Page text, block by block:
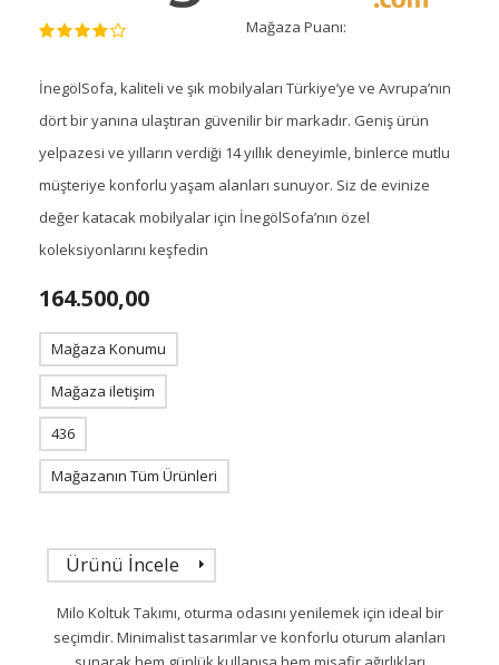
Mağaza Puanı:
İnegölSofa, kaliteli ve şık mobilyaları Türkiye’ye ve Avrupa’nın
dört bir yanına ulaştıran güvenilir bir markadır. Geniş ürün
yelpazesi ve yılların verdiği 14 yıllık deneyimle, binlerce mutlu
müşteriye konforlu yaşam alanları sunuyor. Siz de evinize
değer katacak mobilyalar için İnegölSofa’nın özel
koleksiyonlarını keşfedin
164.500,00
Mağaza Konumu
Mağaza iletişim
436
Mağazanın Tüm Ürünleri
Ürünü İncele
Milo Koltuk Takımı, oturma odasını yenilemek için ideal bir
seçimdir. Minimalist tasarımlar ve konforlu oturum alanları